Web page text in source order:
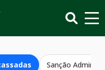
Sanção